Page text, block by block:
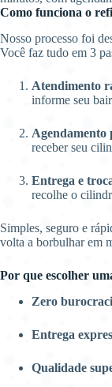
Como funciona o
Nosso processo foi
Você faz tudo em 3
Atendimento
informe seu
Agendamento
receber seu
Entrega e
recolhe o
Simples, seguro e
volta a borbulhar em
Por que escolher
Zero
Entrega
Qualidade